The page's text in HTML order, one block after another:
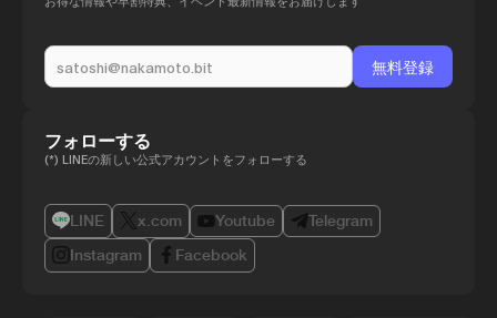
フォローする
(*) LINEの新しい公式アカウントをフォローする
LINE x.com Youtube
Telegram
Instagram
Facebook